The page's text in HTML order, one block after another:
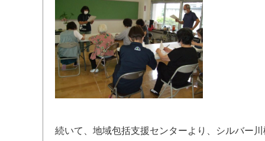
続いて、地域包括支援センターより、シルバー